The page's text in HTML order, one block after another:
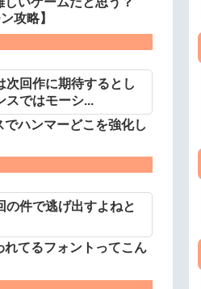
攻略】
次回作に期待するとし
スではモーシ...
でハンマーどこを強化し
の件で逃げ出すよねと
れてるフォントってこん